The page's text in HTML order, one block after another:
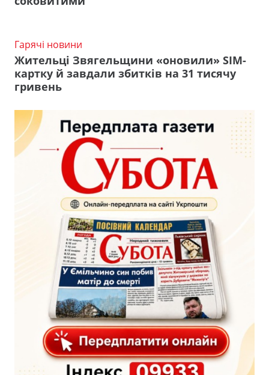
Гарячі новини
Жительці Звягельщини «оновили» SIM-
картку й завдали збитків на 31 тисячу
гривень